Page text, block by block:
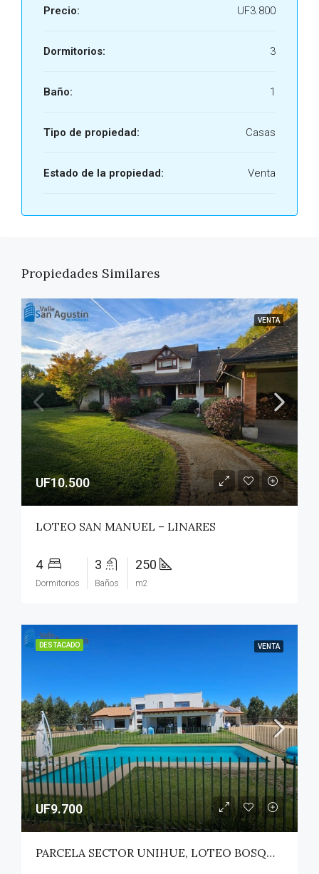
Precio: UF3.800
Dormitorios: 3
Baño: 1
Tipo de propiedad: Casas
Estado de la propiedad: Venta
Propiedades Similares
VENTA
UF10.500
LOTEO SAN MANUEL – LINARES
4
Dormitorios
3
Baños
250
m2
DESTACADO VENTA
UF9.700
PARCELA SECTOR UNIHUE, LOTEO BOSQUES DEL VALLE – MAULE